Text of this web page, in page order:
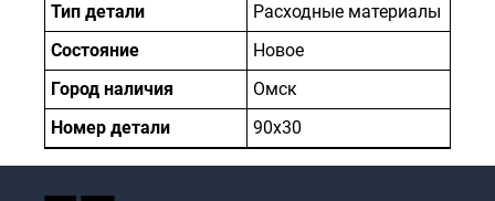
Тип детали
Расходные материалы
Состояние
Новое
Город наличия
Омск
Номер детали
90х30